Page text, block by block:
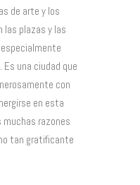
de arte y los
las plazas y las
una ciudad que
con
en esta
muchas razones
tan gratificante